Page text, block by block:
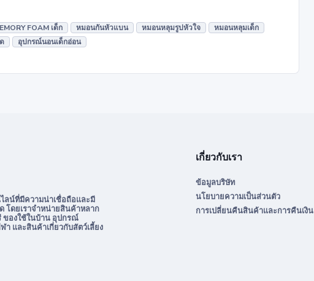
FOAM เด็ก หมอนกันหัวแบน หมอนหลุมรูปหัวใจ
หมอนหลุมเด็ก
อุปกรณ์นอนเด็กอ่อน
ลน์ที่มีความน่าเชื่อถือและมี
โดยเราจำหน่ายสินค้าหลาก
ของใช้ในบ้าน อุปกรณ์
และสินค้าเกี่ยวกับสัตว์เลี้ยง
เกี่ยวกับเรา
ข้อมูลบริษัท
นโยบายความเป็นส่วนตัว
การเปลี่ยนคืนสินค้าและการคืนเงิน